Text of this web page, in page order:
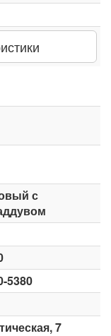
с
5380
7